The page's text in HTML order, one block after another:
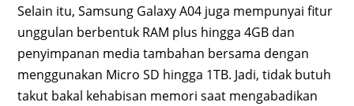
Selain itu, Samsung Galaxy A04 juga mempunyai fitur
unggulan berbentuk RAM plus hingga 4GB dan
penyimpanan media tambahan bersama dengan
menggunakan Micro SD hingga 1TB. Jadi, tidak butuh
takut bakal kehabisan memori saat mengabadikan